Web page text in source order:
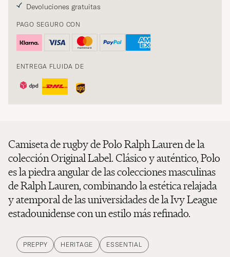
Devoluciones gratuitas
PAGO SEGURO CON
ENTREGA FLUIDA DE
Camiseta de rugby de Polo Ralph Lauren de la
colección Original Label. Clásico y auténtico, Polo
es la piedra angular de las colecciones masculinas
de Ralph Lauren, combinando la estética relajada
y atemporal de las universidades de la Ivy League
estadounidense con un estilo más refinado.
PREPPY HERITAGE ESSENTIAL